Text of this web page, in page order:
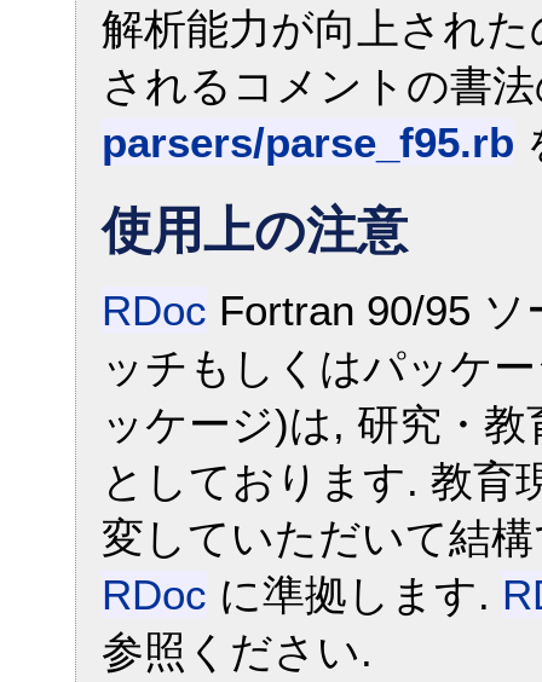
解析能力が向上され
されるコメントの書
parsers/parse_f95.rb
使用上の注意
RDoc Fortran 90/95
ッチもしくはパッケ
ッケージ)は, 研究・
としております. 教育
変していただいて結
RDoc に準拠します.
参照ください.